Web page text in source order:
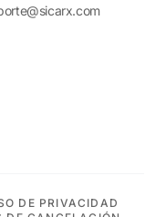
DE PRIVACIDAD